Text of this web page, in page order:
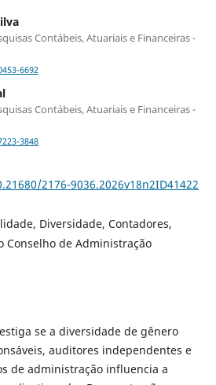
Contábeis, Atuariais e Financeiras -
6692
Contábeis, Atuariais e Financeiras -
3848
2176-9036.2026v18n2ID41422
Diversidade, Contadores,
Conselho de Administração
se a diversidade de gênero
auditores independentes e
de administração influencia a